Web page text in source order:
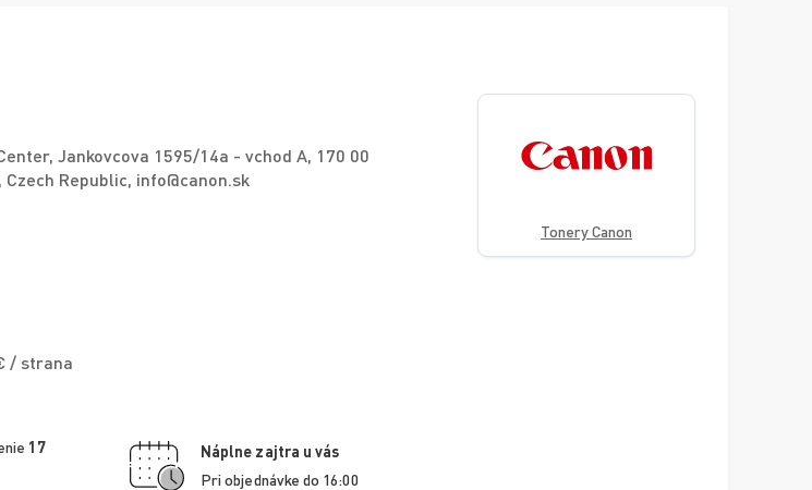
Jankovcova 1595/14a - vchod A, 170 00
Republic, info@canon.sk
/ strana
17
Náplne zajtra u vás
Pri objednávke do 16:00
Tonery Canon